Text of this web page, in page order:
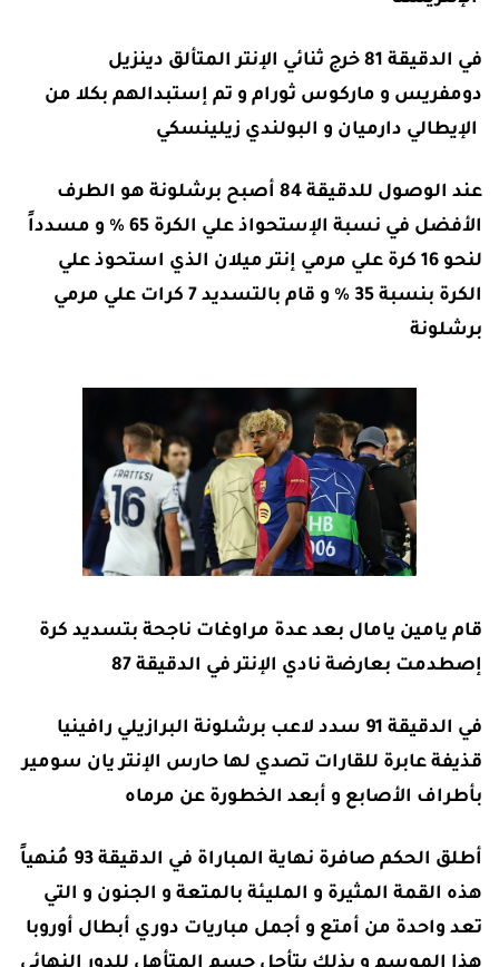
في الدقيقة 81 خرج ثنائي الإنتر المتألق دينزيل
دومفريس و ماركوس ثورام و تم إستبدالهم بكلا من
الإيطالي دارميان و البولندي زيلينسكي
عند الوصول للدقيقة 84 أصبح برشلونة هو الطرف
الأفضل في نسبة الإستحواذ علي الكرة 65 ٪ و مسدداً
لنحو 16 كرة علي مرمي إنتر ميلان الذي استحوذ علي
الكرة بنسبة 35 ٪ و قام بالتسديد 7 كرات علي مرمي
برشلونة
قام يامين يامال بعد عدة مراوغات ناجحة بتسديد كرة
إصطدمت بعارضة نادي الإنتر في الدقيقة 87
في الدقيقة 91 سدد لاعب برشلونة البرازيلي رافينيا
قذيفة عابرة للقارات تصدي لها حارس الإنتر يان سومير
بأطراف الأصابع و أبعد الخطورة عن مرماه
أطلق الحكم صافرة نهاية المباراة في الدقيقة 93 مُنهياً
هذه القمة المثيرة و المليئة بالمتعة و الجنون و التي
تعد واحدة من أمتع و أجمل مباريات دوري أبطال أوروبا